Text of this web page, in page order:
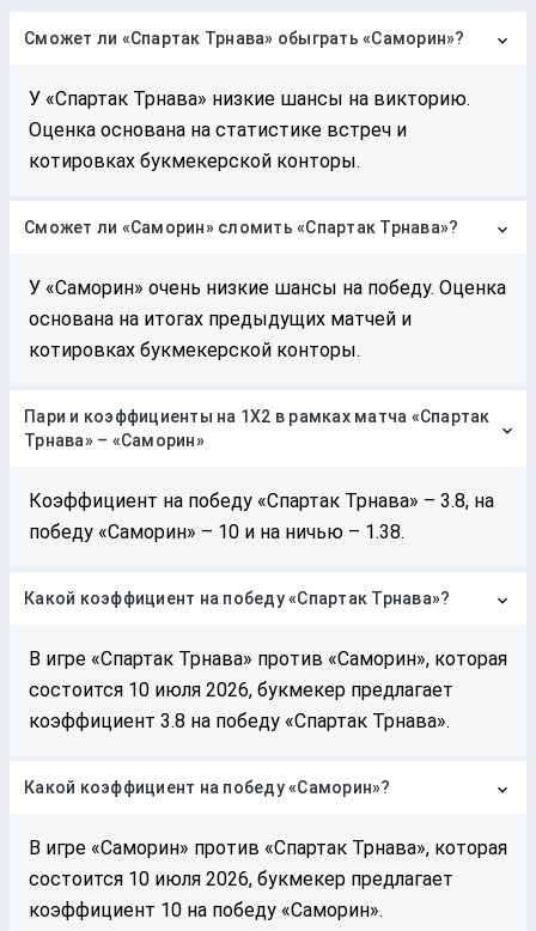
Сможет ли «Спартак Трнава» обыграть «Саморин»?
У «Спартак Трнава» низкие шансы на викторию.
Оценка основана на статистике встреч и
котировках букмекерской конторы.
Сможет ли «Саморин» сломить «Спартак Трнава»?
У «Саморин» очень низкие шансы на победу. Оценка
основана на итогах предыдущих матчей и
котировках букмекерской конторы.
Пари и коэффициенты на 1Х2 в рамках матча «Спартак
Трнава» – «Саморин»
Коэффициент на победу «Спартак Трнава» – 3.8, на
победу «Саморин» – 10 и на ничью – 1.38.
Какой коэффициент на победу «Спартак Трнава»?
В игре «Спартак Трнава» против «Саморин», которая
состоится 10 июля 2026, букмекер предлагает
коэффициент 3.8 на победу «Спартак Трнава».
Какой коэффициент на победу «Саморин»?
В игре «Саморин» против «Спартак Трнава», которая
состоится 10 июля 2026, букмекер предлагает
коэффициент 10 на победу «Саморин».